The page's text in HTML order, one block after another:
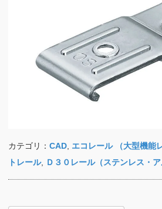
カテゴリ： CAD エコレール （大型機能
トレール, Ｄ３０レール（ステンレス・ア